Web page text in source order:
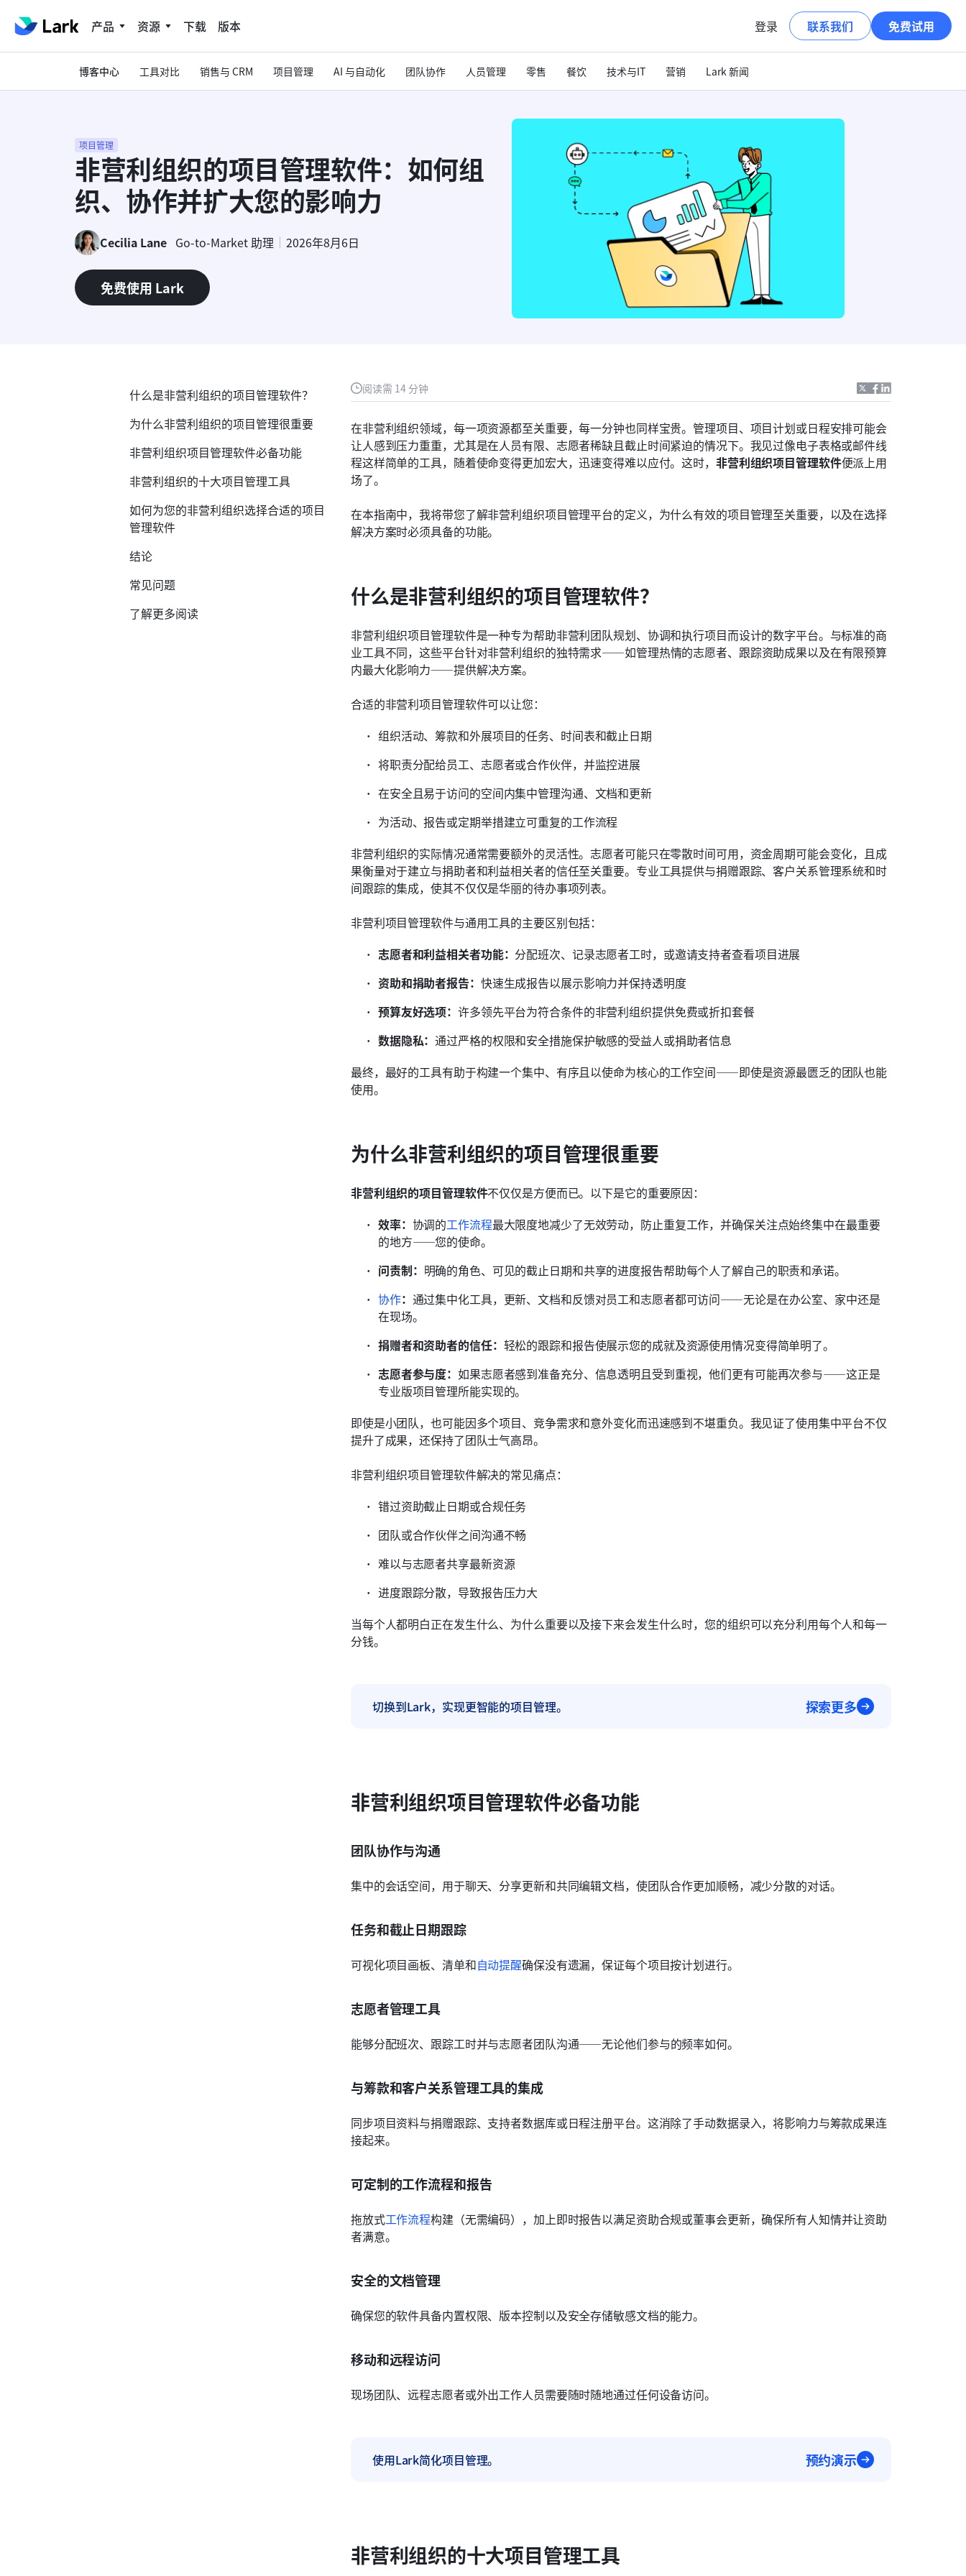
产品 资源 下载 版本 登录 联系我们 免费试用
博客中心 工具对比 销售与 CRM 项目管理 AI 与自动化 团队协作 人员管理 零售 餐饮 技术与IT 营销 Lark 新闻
项目管理
非营利组织的项目管理软件：如何组
织、协作并扩大您的影响力
Cecilia Lane Go-to-Market 助理 2026年8月6日
免费使用 Lark
阅读需 14 分钟
在非营利组织领域，每一项资源都至关重要，每一分钟也同样宝贵。管理项目、项目计划或日程安排可能会
让人感到压力重重，尤其是在人员有限、志愿者稀缺且截止时间紧迫的情况下。我见过像电子表格或邮件线
程这样简单的工具，随着使命变得更加宏大，迅速变得难以应付。这时， 非营利组织项目管理软件便派上用
场了。
在本指南中，我将带您了解非营利组织项目管理平台的定义，为什么有效的项目管理至关重要，以及在选择
解决方案时必须具备的功能。
什么是非营利组织的项目管理软件？
非营利组织项目管理软件是一种专为帮助非营利团队规划、协调和执行项目而设计的数字平台。与标准的商
业工具不同，这些平台针对非营利组织的独特需求——如管理热情的志愿者、跟踪资助成果以及在有限预算
内最大化影响力——提供解决方案。
合适的非营利项目管理软件可以让您：
组织活动、筹款和外展项目的任务、时间表和截止日期
将职责分配给员工、志愿者或合作伙伴，并监控进展
在安全且易于访问的空间内集中管理沟通、文档和更新
为活动、报告或定期举措建立可重复的工作流程
非营利组织的实际情况通常需要额外的灵活性。志愿者可能只在零散时间可用，资金周期可能会变化，且成
果衡量对于建立与捐助者和利益相关者的信任至关重要。专业工具提供与捐赠跟踪、客户关系管理系统和时
间跟踪的集成，使其不仅仅是华丽的待办事项列表。
非营利项目管理软件与通用工具的主要区别包括：
志愿者和利益相关者功能： 分配班次、记录志愿者工时，或邀请支持者查看项目进展
资助和捐助者报告： 快速生成报告以展示影响力并保持透明度
预算友好选项：许多领先平台为符合条件的非营利组织提供免费或折扣套餐
数据隐私：通过严格的权限和安全措施保护敏感的受益人或捐助者信息
最终，最好的工具有助于构建一个集中、有序且以使命为核心的工作空间——即使是资源最匮乏的团队也能
使用。
为什么非营利组织的项目管理很重要
非营利组织的项目管理软件不仅仅是方便而已。以下是它的重要原因：
效率： 协调的工作流程最大限度地减少了无效劳动，防止重复工作，并确保关注点始终集中在最重要
的地方——您的使命。
问责制： 明确的角色、可见的截止日期和共享的进度报告帮助每个人了解自己的职责和承诺。
协作： 通过集中化工具，更新、文档和反馈对员工和志愿者都可访问——无论是在办公室、家中还是
在现场。
捐赠者和资助者的信任： 轻松的跟踪和报告使展示您的成就及资源使用情况变得简单明了。
志愿者参与度：如果志愿者感到准备充分、信息透明且受到重视，他们更有可能再次参与——这正是
专业版项目管理所能实现的。
即使是小团队，也可能因多个项目、竞争需求和意外变化而迅速感到不堪重负。我见证了使用集中平台不仅
提升了成果，还保持了团队士气高昂。
非营利组织项目管理软件解决的常见痛点：
错过资助截止日期或合规任务
团队或合作伙伴之间沟通不畅
难以与志愿者共享最新资源
进度跟踪分散，导致报告压力大
当每个人都明白正在发生什么、为什么重要以及接下来会发生什么时，您的组织可以充分利用每个人和每一
分钱。
切换到Lark，实现更智能的项目管理。 探索更多
非营利组织项目管理软件必备功能
团队协作与沟通
集中的会话空间，用于聊天、分享更新和共同编辑文档，使团队合作更加顺畅，减少分散的对话。
任务和截止日期跟踪
可视化项目画板、清单和自动提醒确保没有遗漏，保证每个项目按计划进行。
志愿者管理工具
能够分配班次、跟踪工时并与志愿者团队沟通——无论他们参与的频率如何。
与筹款和客户关系管理工具的集成
同步项目资料与捐赠跟踪、支持者数据库或日程注册平台。这消除了手动数据录入，将影响力与筹款成果连
接起来。
可定制的工作流程和报告
拖放式工作流程构建（无需编码），加上即时报告以满足资助合规或董事会更新，确保所有人知情并让资助
者满意。
安全的文档管理
确保您的软件具备内置权限、版本控制以及安全存储敏感文档的能力。
移动和远程访问
现场团队、远程志愿者或外出工作人员需要随时随地通过任何设备访问。
使用Lark简化项目管理。 预约演示
非营利组织的十大项目管理工具
什么是非营利组织的项目管理软件？
为什么非营利组织的项目管理很重要
非营利组织项目管理软件必备功能
非营利组织的十大项目管理工具
如何为您的非营利组织选择合适的项目
管理软件
结论
常见问题
了解更多阅读